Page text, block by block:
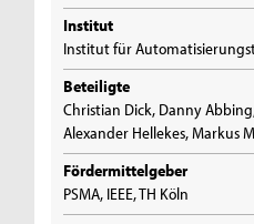
Institut
Institut für
Beteiligte
Christian Dick, Danny
Alexander Hellekes, Markus
Fördermittelgeber
PSMA, IEEE, TH Köln